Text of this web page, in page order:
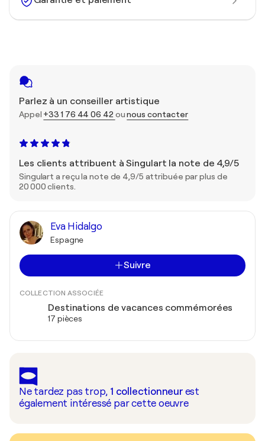
Parlez à un conseiller artistique
Appel +33 1 76 44 06 42 ounous contacter
Les clients attribuent à Singulart la note de 4,9/5
Singulart a reçu la note de 4,9/5 attribuée par plus de
20 000 clients.
Eva Hidalgo
Espagne
Suivre
COLLECTION ASSOCIÉE
Destinations de vacances commémorées
17 pièces
Ne tardez pas trop, 1 collectionneur est
également intéressé par cette oeuvre